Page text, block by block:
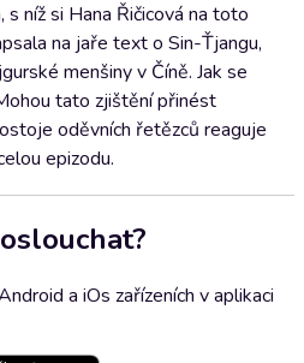
níž si Hana Řičicová na toto
na jaře text o Sin-Ťjangu,
menšiny v Číně. Jak se
tato zjištění přinést
oděvních řetězců reaguje
epizodu.
a iOs zařízeních v aplikaci